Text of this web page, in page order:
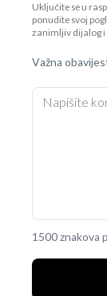
Uključite se u
ponudite svoj
zanimljiv dijalog i
Važna
1500 znakova